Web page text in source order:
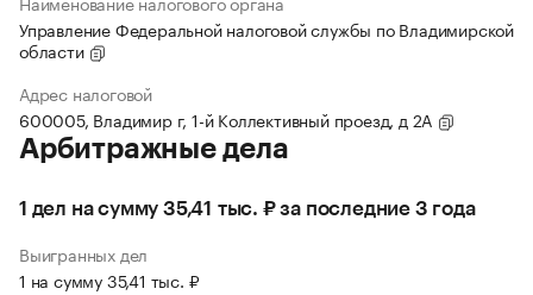
Управление Федеральной налоговой службы по Владимирской
области
Адрес налоговой
600005, Владимир г, 1-й Коллективный проезд, д 2А
Арбитражные дела
1 дел на сумму 35,41 тыс. ₽ за последние 3 года
Выигранных дел
1 на сумму 35,41 тыс. ₽